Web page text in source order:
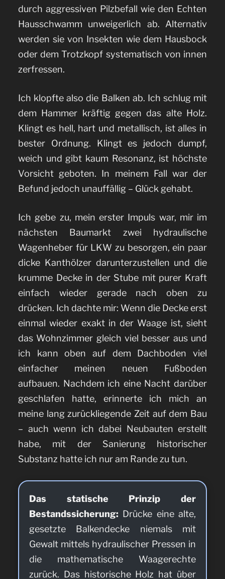
durch aggressiven Pilzbefall wie den Echten
Hausschwamm unweigerlich ab. Alternativ
werden sie von Insekten wie dem Hausbock
oder dem Trotzkopf systematisch von innen
zerfressen.
Ich klopfte also die Balken ab. Ich schlug mit
dem Hammer kräftig gegen das alte Holz.
Klingt es hell, hart und metallisch, ist alles in
bester Ordnung. Klingt es jedoch dumpf,
weich und gibt kaum Resonanz, ist höchste
Vorsicht geboten. In meinem Fall war der
Befund jedoch unauffällig – Glück gehabt.
Ich gebe zu, mein erster Impuls war, mir im
nächsten Baumarkt zwei hydraulische
Wagenheber für LKW zu besorgen, ein paar
dicke Kanthölzer darunterzustellen und die
krumme Decke in der Stube mit purer Kraft
einfach wieder gerade nach oben zu
drücken. Ich dachte mir: Wenn die Decke erst
einmal wieder exakt in der Waage ist, sieht
das Wohnzimmer gleich viel besser aus und
ich kann oben auf dem Dachboden viel
einfacher meinen neuen Fußboden
aufbauen. Nachdem ich eine Nacht darüber
geschlafen hatte, erinnerte ich mich an
meine lang zurückliegende Zeit auf dem Bau
– auch wenn ich dabei Neubauten erstellt
habe, mit der Sanierung historischer
Substanz hatte ich nur am Rande zu tun.
Das statische Prinzip der
Bestandssicherung: Drücke eine alte,
gesetzte Balkendecke niemals mit
Gewalt mittels hydraulischer Pressen in
die mathematische Waagerechte
zurück. Das historische Holz hat über